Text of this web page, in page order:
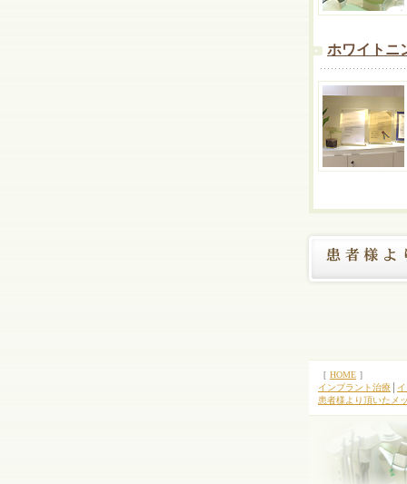
ホワイトニ
［ HOME ］
インプラント治療
患者様より頂いたメ
〒
広